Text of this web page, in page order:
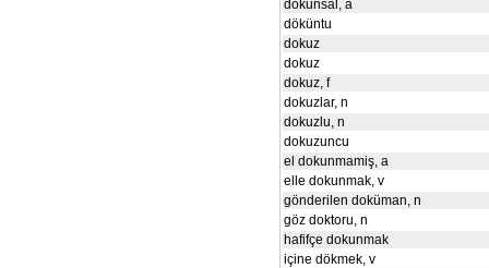
dokunsal, a
döküntu
dokuz
dokuz
dokuz, f
dokuzlar, n
dokuzlu, n
dokuzuncu
el dokunmamiş, a
elle dokunmak, v
gönderilen doküman, n
göz doktoru, n
hafifçe dokunmak
içine dökmek, v